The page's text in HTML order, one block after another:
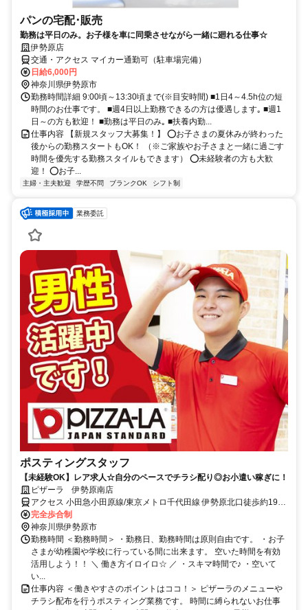
パンの宅配･販売
勤務は平日のみ。お子様を車に同乗させながら一緒に廻れる仕事☆
伊勢原店
交通・アクセス マイカー通勤可（駐車場完備）
日給6,000円
神奈川県伊勢原市
勤務時間詳細 9:00頃～13:30頃まで(※目安時間) ■1日4～4.5h位の短
時間のお仕事です。 ■週4日以上勤務できるの方は優遇します｡ ■週1
日～の方も歓迎！ ■勤務は平日のみ｡ ■扶養内勤...
仕事内容 【新規スタッフ大募集！】 ⭕お子さまの夏休みが終わった
後からの勤務スタートもOK！ （※ご家族やお子さまと一緒に過ごす
時間を優先する勤務スタイルもできます） ⭕未経験者の方も大歓
迎！ ⭕お子...
主婦・主夫歓迎 学歴不問 ブランクOK シフト制
業務委託
ポスティングスタッフ
【未経験OK】レア求人☆自分のペースでチラシ配り◎お小遣い稼ぎに！
ピザーラ 伊勢原南店
アクセス 小田急小田原線/東京メトロ千代田線 伊勢原北口徒歩約19
分、小田急小田原線 鶴巻温泉北口徒歩約40分、小田急小田原線 東海
大学前南口徒歩約56分
完全歩合制
神奈川県伊勢原市
勤務時間 ＜勤務時間＞ ・勤務日、勤務時間は原則自由です。 ・お子
さまが幼稚園や学校に行っている間に出来ます。 空いた時間を有効
活用しよう！！ ＼ 働き方イロイロ☆ ／ ・スキマ時間で♪ ・空いて
い...
仕事内容 ＜働きやすさのポイントはココ！＞ ピザーラのメニューや
チラシ配布を行うポスティング業務です。 時間に縛られないお仕事